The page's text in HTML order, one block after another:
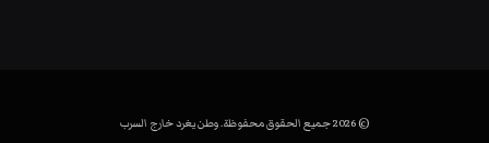
© 2026 جميع الحقوق محفوظة. وطن يغرد خارج السرب